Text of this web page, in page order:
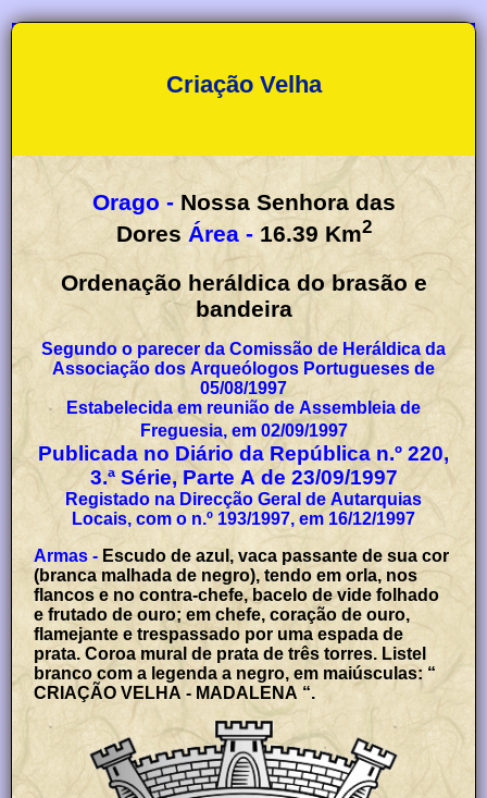
Criação Velha
Orago - Nossa Senhora das
Dores
Área - 16.39 Km2
Ordenação heráldica do brasão e
bandeira
Segundo o parecer da Comissão de Heráldica da
Associação dos Arqueólogos Portugueses de
05/08/1997
Estabelecida em reunião de Assembleia de
Freguesia, em 02/09/1997
Publicada no Diário da República n.º 220,
3.ª Série, Parte A de 23/09/1997
Registado na Direcção Geral de Autarquias
Locais, com o n.º 193/1997, em 16/12/1997
Armas - Escudo de azul, vaca passante de sua cor
(branca malhada de negro), tendo em orla, nos
flancos e no contra-chefe, bacelo de vide folhado
e frutado de ouro; em chefe, coração de ouro,
flamejante e trespassado por uma espada de
prata. Coroa mural de prata de três torres. Listel
branco com a legenda a negro, em maiúsculas: “
CRIAÇÃO VELHA - MADALENA “.